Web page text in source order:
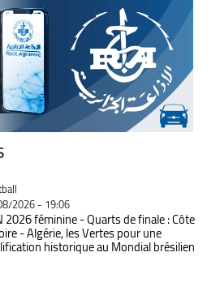
2026 - 19:06
2026 féminine - Quarts de finale : Côte
- Algérie, les Vertes pour une
historique au Mondial brésilien